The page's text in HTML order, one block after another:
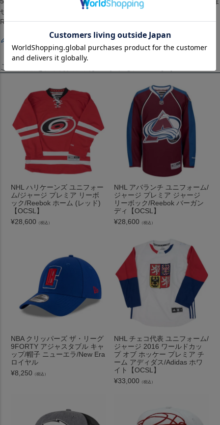
せん）[ジャージ][ユニホーム][Premier Player Jersey][New York
Rangers][Rick Nash #61][Home (Blue)][アイスホッケー]
レビューを書く
この商品を見たお客様はこちらも見ています！
NHL ハリケーンズ ユニフォー
ム/ジャージ プレミア リーボ
ック/Reebok ホーム (レッド)
【OCSL】
¥28,600 （税込）
NHL アバランチ ユニフォーム/
ジャージ プレミア ジャージ
リーボック/Reebok バーガン
ディ【OCSL】
¥28,600 （税込）
NBA クリッパーズ ザ・リーグ
9FORTY アジャスタブル キャ
ップ/帽子 ニューエラ/New Era
ロイヤル
¥8,250 （税込）
NHL チェコ代表 ユニフォーム/
ジャージ 2016 ワールドカッ
プ オブ ホッケー プレミア チ
ーム アディダス/Adidas ホワ
イト【OCSL】
¥33,000 （税込）